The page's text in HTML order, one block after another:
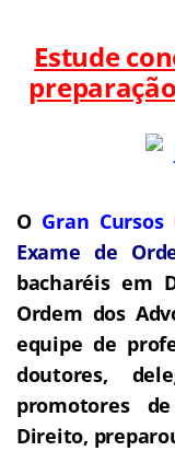
Estude
O Gran Cursos
Exame de
bacharéis em
Ordem dos
equipe de
doutores,
promotores
Direito,